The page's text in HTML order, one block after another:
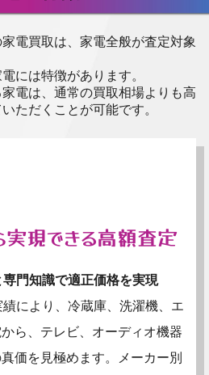
電買取は、家電全般が査定対象
には特徴があります。
電は、通常の買取相場よりも高
ただくことが可能です。
現できる高額査定
門知識で適正価格を実現
により、冷蔵庫、洗濯機、エ
ら、テレビ、オーディオ機器
価を見極めます。メーカー別